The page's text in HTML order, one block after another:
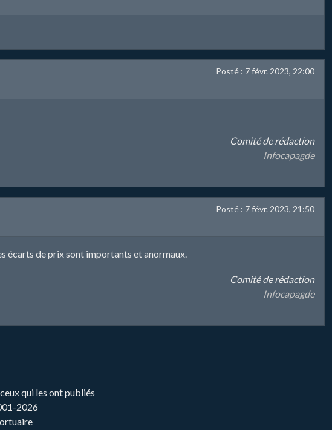
Posté : 7 févr. 2023, 22:00
Comité de rédaction
Infocapagde
Posté : 7 févr. 2023, 21:50
écarts de prix sont importants et anormaux.
Comité de rédaction
Infocapagde
qui les ont publiés
2026